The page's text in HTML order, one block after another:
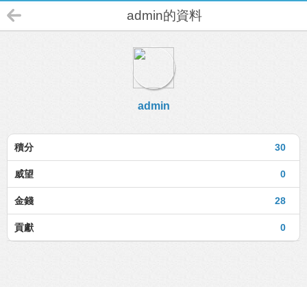
admin的資料
admin
30
積分
0
威望
28
金錢
0
貢獻